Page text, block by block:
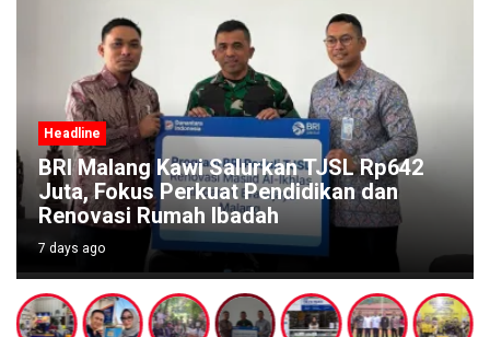
Headline
BRI Malang Kawi Salurkan TJSL Rp642
Juta, Fokus Perkuat Pendidikan dan
Renovasi Rumah Ibadah
7 days ago